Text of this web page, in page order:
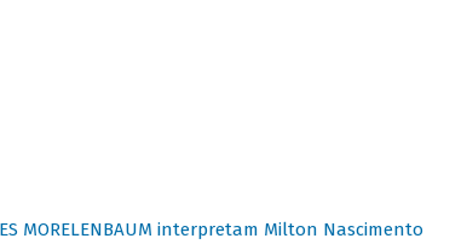
MORELENBAUM interpretam Milton Nascimento